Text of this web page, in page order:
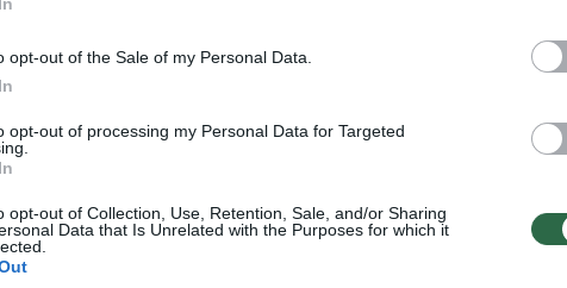
opt-out of the Sale of my Personal Data.
opt-out of processing my Personal Data for Targeted
opt-out of Collection, Use, Retention, Sale, and/or Sharing
Data that Is Unrelated with the Purposes for which it
galimai sankcionuojamų prekių vertė siekia apie
atlieka dokumentų analizę bei prekių vertinimą,
aplinkybės.